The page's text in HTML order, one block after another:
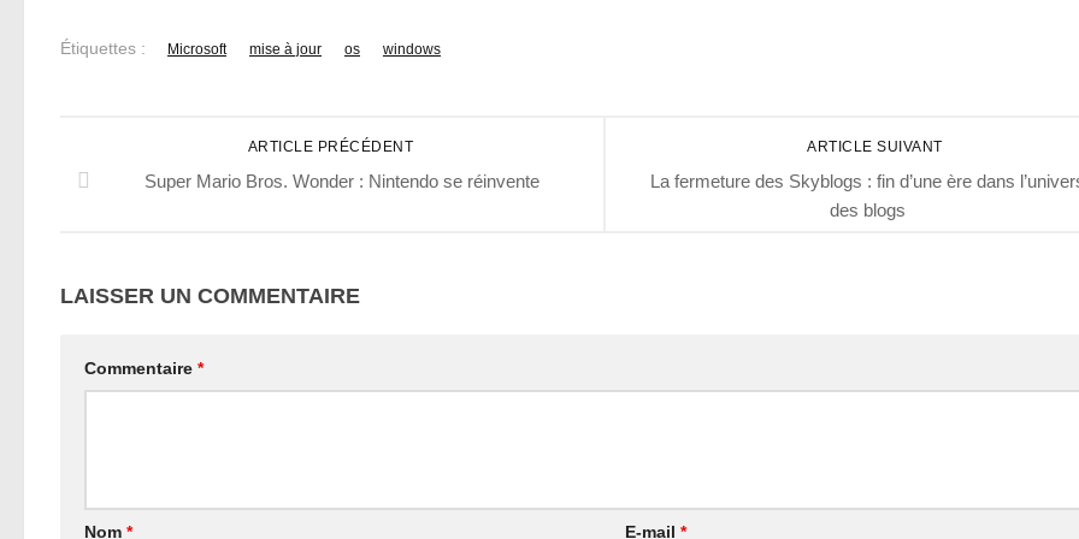
Étiquettes : Microsoft mise à jour os windows
ARTICLE SUIVANT
La fermeture des Skyblogs : fin d’une ère dans
des blogs
ARTICLE PRÉCÉDENT
Super Mario Bros. Wonder : Nintendo se réinvente
LAISSER UN COMMENTAIRE
Commentaire *
Nom * E-mail*